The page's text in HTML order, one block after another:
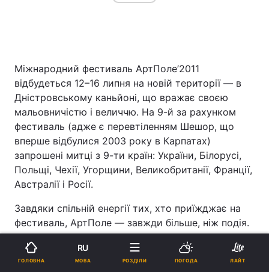
Міжнародний фестиваль АртПоле’2011
відбудеться 12–16 липня на новій території — в
Дністровському каньйоні, що вражає своєю
мальовничістю і величчю. На 9-й за рахунком
фестиваль (адже є перевтіленням Шешор, що
вперше відбулися 2003 року в Карпатах)
запрошені митці з 9-ти країн: України, Білорусі,
Польщі, Чехії, Угорщини, Великобританії, Франції,
Австралії і Росії.
Завдяки спільній енергії тих, хто приїжджає на
фестиваль, АртПоле — завжди більше, ніж подія.
Це поле для народження і втілення творчих ідей,
які з часом захоплюють сцени та галереї в різних
містах і країнах. Однією з них є народжений
ГОЛОВНА
RU
МОВА РОЗДІЛИ ПОГОДА ЛАЙТ